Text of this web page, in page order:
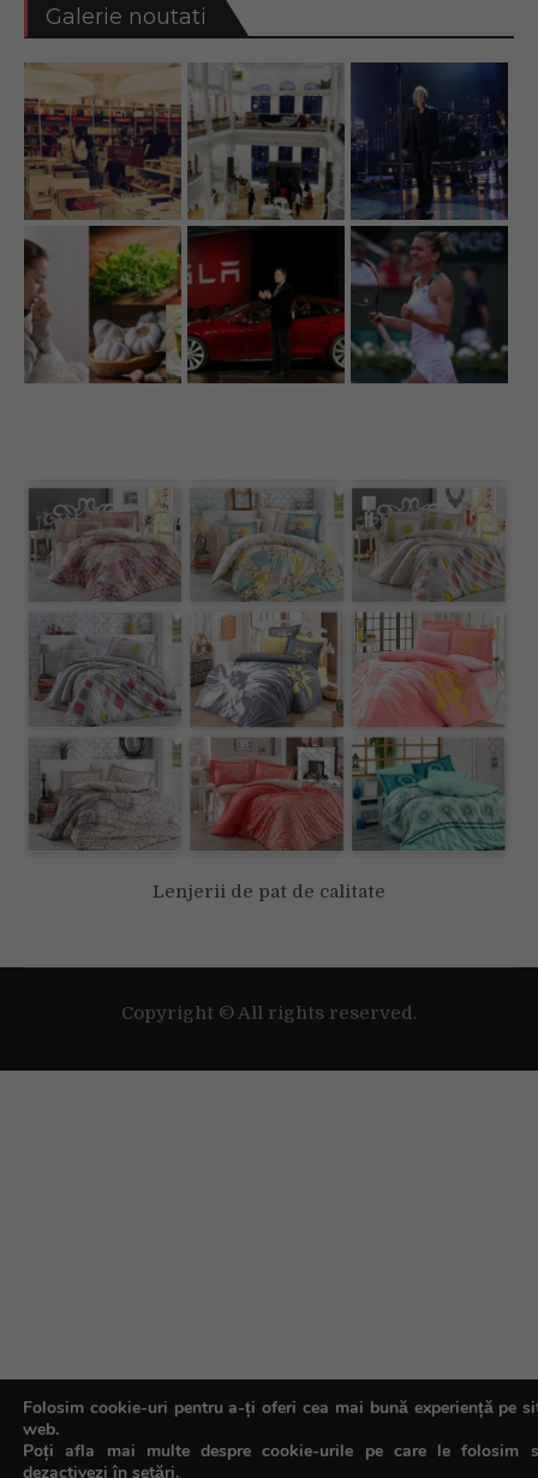
Galerie noutati
Lenjerii de pat de calitate
Copyright © All rights reserved.
Folosim cookie-uri pentru a-ți oferi cea mai bună experiență pe
web.
Poți afla mai multe despre cookie-urile pe care le folosim
dezactivezi în setări.